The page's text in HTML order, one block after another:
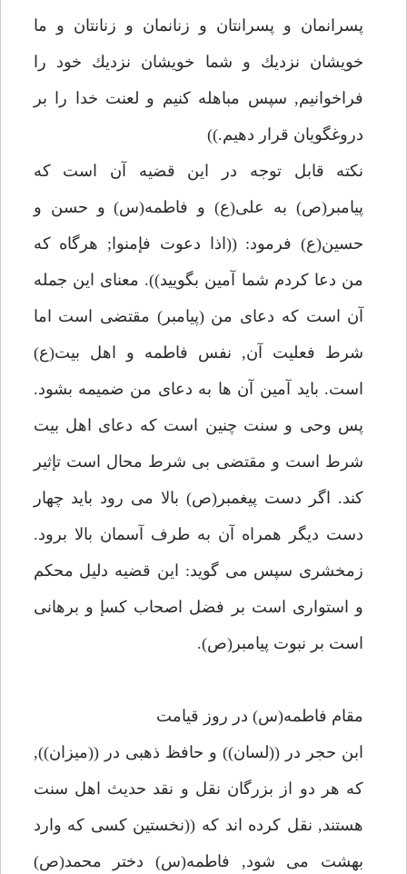
پسرانمان و پسرانتان و زنانمان و زنانتان و ما
خويشان نزديك و شما خويشان نزديك خود را
فراخوانيم, سپس مباهله كنيم و لعنت خدا را بر
دروغگويان قرار دهيم.))
نكته قابل توجه در اين قضيه آن است كه
پيامبر(ص) به على(ع) و فاطمه(س) و حسن و
حسين(ع) فرمود: ((اذا دعوت فإمنوا; هرگاه كه
من دعا كردم شما آمين بگوييد)). معناى اين جمله
آن است كه دعاى من (پيامبر) مقتضى است اما
شرط فعليت آن, نفس فاطمه و اهل بيت(ع)
است. بايد آمين آن ها به دعاى من ضميمه بشود.
پس وحى و سنت چنين است كه دعاى اهل بيت
شرط است و مقتضى بى شرط محال است تإثير
كند. اگر دست پيغمبر(ص) بالا مى رود بايد چهار
دست ديگر همراه آن به طرف آسمان بالا برود.
زمخشرى سپس مى گويد: اين قضيه دليل محكم
و استوارى است بر فضل اصحاب كسإ و برهانى
است بر نبوت پيامبر(ص).
مقام فاطمه(س) در روز قيامت
ابن حجر در ((لسان)) و حافظ ذهبى در ((ميزان)),
كه هر دو از بزرگان نقل و نقد حديث اهل سنت
هستند, نقل كرده اند كه ((نخستين كسى كه وارد
بهشت مى شود, فاطمه(س) دختر محمد(ص)